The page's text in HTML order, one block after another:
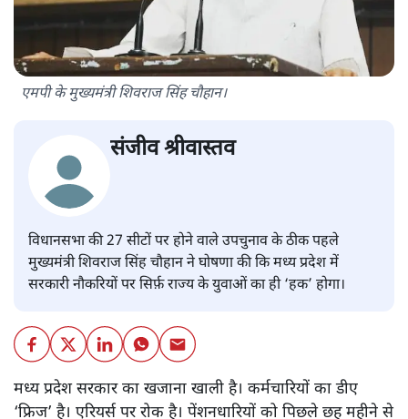
एमपी के मुख्यमंत्री शिवराज सिंह चौहान।
संजीव श्रीवास्तव
विधानसभा की 27 सीटों पर होने वाले उपचुनाव के ठीक पहले
मुख्यमंत्री शिवराज सिंह चौहान ने घोषणा की कि मध्य प्रदेश में
सरकारी नौकरियों पर सिर्फ़ राज्य के युवाओं का ही ‘हक’ होगा।
मध्य प्रदेश सरकार का खजाना खाली है। कर्मचारियों का डीए
‘फ्रिज’ है। एरियर्स पर रोक है। पेंशनधारियों को पिछले छह महीने से